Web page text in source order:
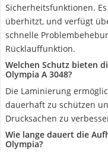
Sicherheitsfunktionen.
überhitzt, und verfügt
schnelle
Rücklauffunktion.
Welchen Schutz bieten
Olympia A 3048?
Die Laminierung
dauerhaft zu schützen
Drucksachen zu
Wie lange dauert die
Olympia?